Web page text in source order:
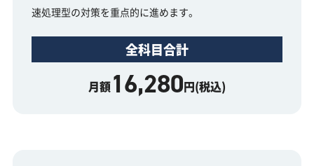
速処理型の対策を重点的に進めます。
全科目合計
月額16,280円(税込)